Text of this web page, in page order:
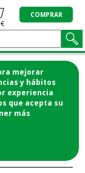
mejorar
y hábitos
experiencia
que acepta su
más
COMPRAR
Y RECOGE
casa